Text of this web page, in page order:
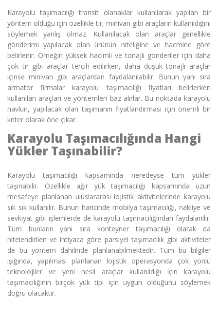
Karayolu taşımacılığı transit olanaklar kullanılarak yapılan bir
yöntem olduğu için özellikle tır, minivan gibi araçların kullanıldığını
söylemek yanlış olmaz. Kullanılacak olan araçlar genellikle
gönderimi yapılacak olan ürünün niteliğine ve hacmine göre
belirlenir. Örneğin yüksek hacimli ve tonajlı gönderiler için daha
çok tır gibi araçlar tercih edilirken, daha düşük tonajlı araçlar
içinse minivan gibi araçlardan faydalanılabilir. Bunun yanı sıra
armatör firmalar karayolu taşımacılığı fiyatları belirlerken
kullanılan araçları ve yöntemleri baz alırlar. Bu noktada karayolu
navlun, yapılacak olan taşımanın fiyatlandırması için önemli bir
kriter olarak öne çıkar.
Karayolu Taşımacılığında Hangi
Yükler Taşınabilir?
Karayolu taşımacılığı kapsamında neredeyse tüm yükler
taşınabilir. Özellikle ağır yük taşımacılığı kapsamında uzun
mesafeye planlanan uluslararası lojistik aktivitelerinde karayolu
sık sık kullanılır. Bunun haricinde mobilya taşımacılığı, nakliye ve
sevkiyat gibi işlemlerde de karayolu taşımacılığından faydalanılır.
Tüm bunların yanı sıra konteyner taşımacılığı olarak da
nitelendirilen ve ihtiyaca göre parsiyel taşımacılık gibi aktiviteler
de bu yöntem dahilinde planlanabilmektedir. Tüm bu bilgiler
ışığında, yapılması planlanan lojistik operasyonda çok yönlü
teknolojiler ve yeni nesil araçlar kullanıldığı için karayolu
taşımacılığının birçok yük tipi için uygun olduğunu söylemek
doğru olacaktır.